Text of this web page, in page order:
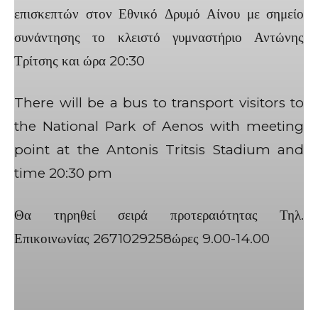
επισκεπτών στον Εθνικό Δρυμό Αίνου με σημείο
συνάντησης το κλειστό γυμναστήριο Αντώνης
Τρίτσης και ώρα 20:30
There will be a bus to transport visitors to
the National Park of Aenos with meeting
point at the Antonis Tritsis Stadium and
time 20:30 pm
Θα τηρηθεί σειρά προτεραιότητας Τηλ.
Επικοινωνίας 2671029258ώρες 9.00-14.00